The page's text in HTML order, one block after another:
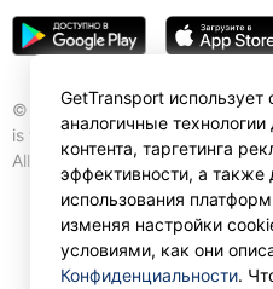
© Gettransport International
is trademark of Gettransport
All rights reserved.
GetTransport
аналогичные
контента, таргетинга
эффективности, а также
использования
изменяя настройки
условиями, как они
Конфиденциальности.